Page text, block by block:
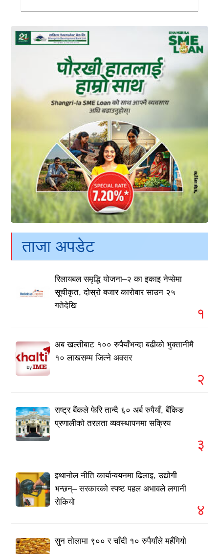
ताजा अपडेट
रिलायबल समृद्धि योजना–२ का इकाइ नेप्सेमा
सूचीकृत, दोस्रो बजार कारोबार साउन २५
गतेदेखि
१
अब खल्तीबाट १०० रुपैयाँभन्दा बढीको भुक्तानीमै
१० लाखसम्म जित्ने अवसर
२
राष्ट्र बैंकले फेरि तान्दै ६० अर्ब रुपैयाँ, बैंकिङ
प्रणालीको तरलता व्यवस्थापनमा सक्रिय
३
इथानोल नीति कार्यान्वयनमा ढिलाइ, उद्योगी
भन्छन्– सरकारको स्पष्ट पहल अभावले लगानी
रोकियो
४
सुन तोलामा ९०० र चाँदी १० रुपैयाँले महँगियो